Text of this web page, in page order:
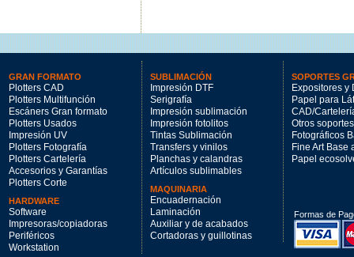
GRAN FORMATO
Plotters CAD
Plotters Multifunción
Escáners Gran formato
Plotters Usados
Impresión UV
Plotters Fotografía
Plotters Cartelería
Accesorios y Garantías
Plotters Corte
HARDWARE
Software
Impresoras/copiadoras
Periféricos
Workstation
SUBLIMACIÓN
Impresión DTF
Serigrafía
Impresión sublimación
Impresión fotolitos
Tintas Sublimación
Transfers y vinilos
Planchas y calandras
Artículos sublimables
MAQUINARIA
Encuadernación
Laminación
Auxiliar y de acabados
Cortadoras y guillotinas
SOPORTES
Expositores y
Papel para
CAD/
Otros soportes
Fotográficos
Fine Art Base
Papel
Formas de